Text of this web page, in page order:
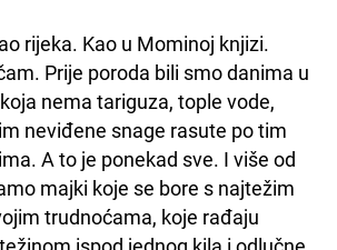
rijeka. Kao u Mominoj knjizi.
Prije poroda bili smo danima u
nema tariguza, tople vode,
neviđene snage rasute po tim
A to je ponekad sve. I više od
majki koje se bore s najtežim
trudnoćama, koje rađaju